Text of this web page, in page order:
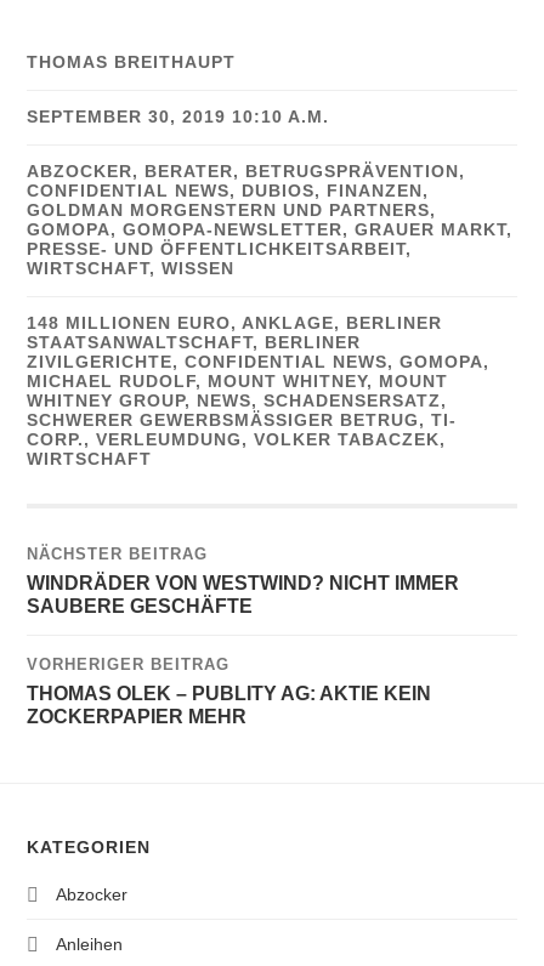
THOMAS BREITHAUPT
SEPTEMBER 30, 2019 10:10 A.M.
ABZOCKER, BERATER, BETRUGSPRÄVENTION ,
CONFIDENTIAL NEWS, DUBIOS, FINANZEN ,
GOLDMAN MORGENSTERN UND PARTNERS,
GOMOPA,GOMOPA-NEWSLETTER,GRAUER MARKT,
PRESSE- UND ÖFFENTLICHKEITSARBEIT,
WIRTSCHAFT,WISSEN
148 MILLIONEN EURO,ANKLAGE,
BERLINER
STAATSANWALTSCHAFT,
BERLINER
ZIVILGERICHTE,CONFIDENTIAL NEWS,GOMOPA,
MICHAEL RUDOLF, MOUNT WHITNEY, MOUNT
WHITNEY GROUP, NEWS,SCHADENSERSATZ,
SCHWERER GEWERBSMÄSSIGER BETRUG
,TI-
CORP. ,VERLEUMDUNG ,VOLKER TABACZEK,
WIRTSCHAFT
NÄCHSTER BEITRAG
WINDRÄDER VON WESTWIND? NICHT IMMER
SAUBERE GESCHÄFTE
VORHERIGER BEITRAG
THOMAS OLEK – PUBLITY AG: AKTIE KEIN
ZOCKERPAPIER MEHR
KATEGORIEN
Abzocker
Anleihen